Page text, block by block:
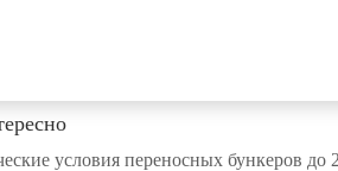
условия переносных бункеров до